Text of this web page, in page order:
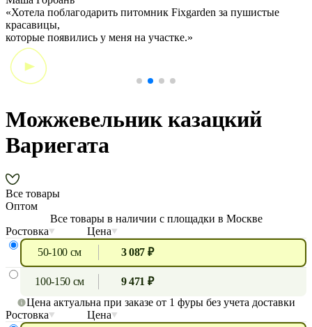
«Хотела поблагодарить питомник Fixgarden за пушистые
красавицы,
которые появились у меня на участке.»
Можжевельник казацкий
Вариегата
Все товары
Оптом
Все товары в наличии с площадки в Москве
Ростовка
Цена
50-100 см
3 087 ₽
100-150 см
9 471 ₽
Цена актуальна при заказе от 1 фуры без учета доставки
Ростовка
Цена